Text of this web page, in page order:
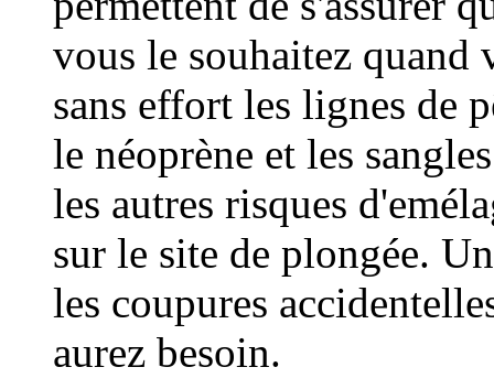
vous le souhaitez quand
sans effort les lignes de
le néoprène et les
les autres risques
sur le site de plongée.
les coupures
aurez besoin.